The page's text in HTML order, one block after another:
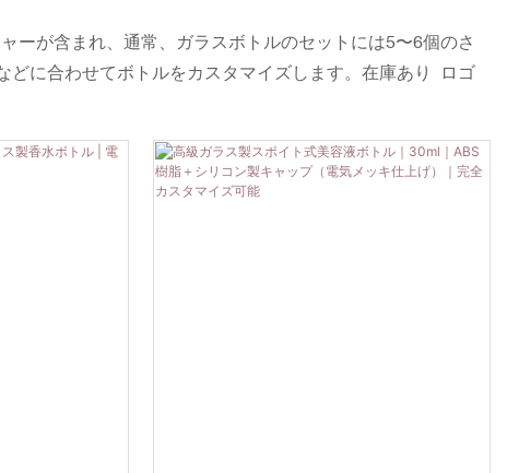
ーが含まれ、通常、ガラスボトルのセットには5〜6個のさ
どに合わせてボトルをカスタマイズします。在庫あり ロゴ